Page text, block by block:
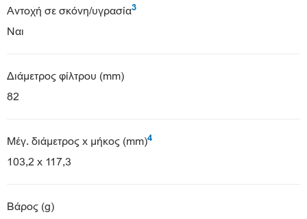
Αντοχή σε σκόνη/υγρασία3
Ναι
Διάμετρος φίλτρου (mm)
82
Μέγ. διάμετρος x μήκος (mm)4
103,2 x 117,3
Βάρος (g)